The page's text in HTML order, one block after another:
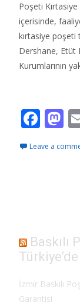
Poşeti
içerisinde,
kırtasiye
Dershane, Etüt
Kurumlarının
F
e
k
M
Leave a
Baskılı
Türkiye’de
İzmir Baskılı
Garantisi